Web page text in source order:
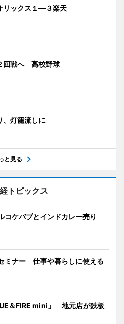
リックス１―３楽天
回戦へ 高校野球
、灯籠流しに
と見る
トピックス
ケバブとインドカレー売り
ミナー 仕事や暮らしに使える
＆FIRE mini」 地元店が鉄板